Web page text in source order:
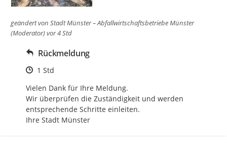
geändert von Stadt Münster – Abfallwirtschaftsbetriebe Münster
(Moderator)vor 4 Std
Rückmeldung
Zeitpunkt des Erstellens
1 Std
Vielen Dank für Ihre Meldung.
Wir überprüfen die Zuständigkeit und werden
entsprechende Schritte einleiten.
Ihre Stadt Münster